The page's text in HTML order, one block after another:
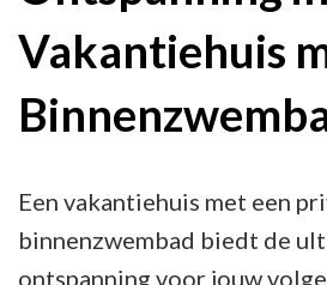
Exclusieve
Ontsnapping
Vakantiehuis
Een vakantiehuis met een
binnenzwembad biedt de
ontspanning voor jouw